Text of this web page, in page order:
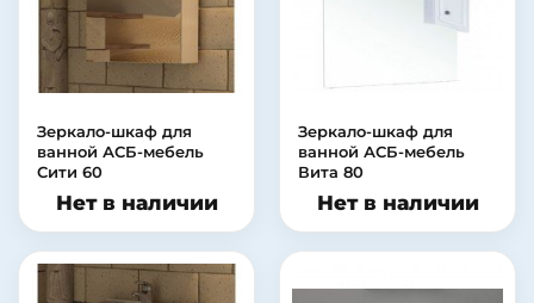
Зеркало-шкаф для
ванной АСБ-мебель
Сити 60
Нет в наличии
Зеркало-шкаф для
ванной АСБ-мебель
Вита 80
Нет в наличии